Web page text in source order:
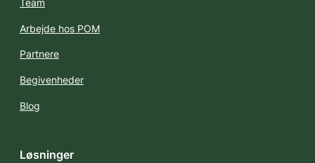
Team
Arbejde hos POM
Partnere
Begivenheder
Blog
Løsninger